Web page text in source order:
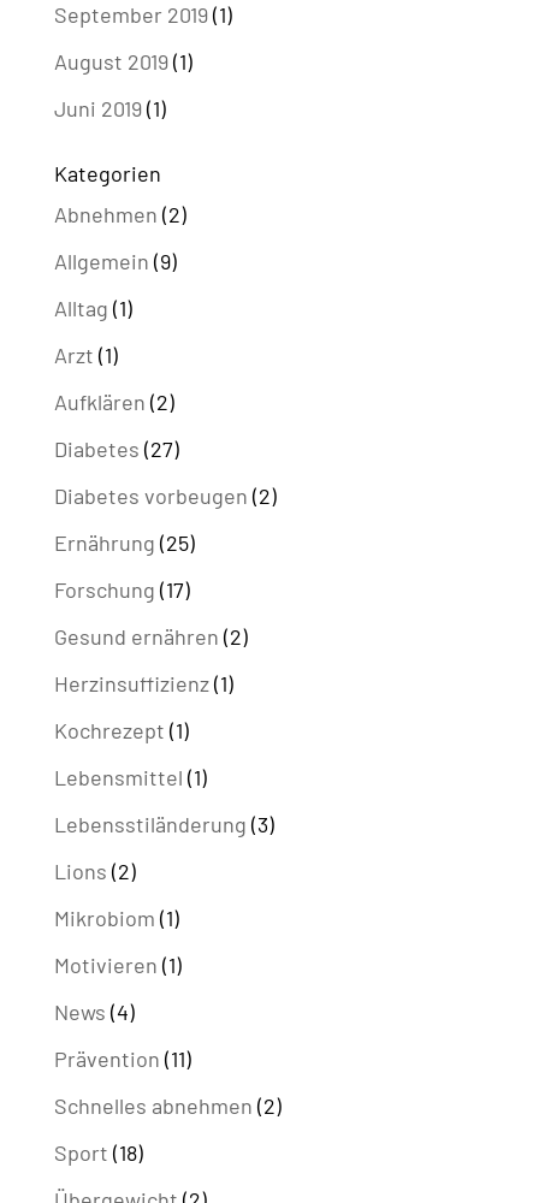
September 2019(1)
August 2019(1)
Juni 2019(1)
Kategorien
Abnehmen (2)
Allgemein (9)
Alltag (1)
Arzt (1)
Aufklären (2)
Diabetes (27)
Diabetes vorbeugen (2)
Ernährung (25)
Forschung (17)
Gesund ernähren (2)
Herzinsuffizienz(1)
Kochrezept (1)
Lebensmittel (1)
Lebensstiländerung (3)
Lions (2)
Mikrobiom (1)
Motivieren (1)
News (4)
Prävention (11)
Schnelles abnehmen (2)
Sport (18)